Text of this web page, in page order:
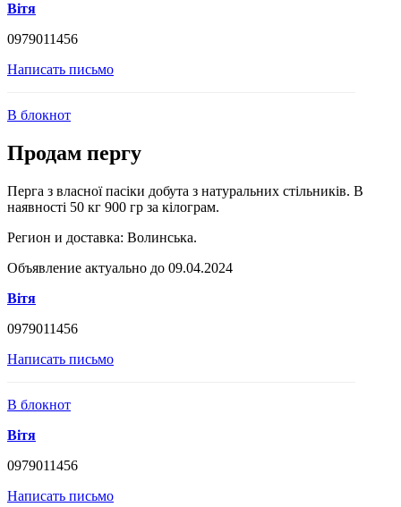
Вітя
0979011456
Написать письмо
В блокнот
Продам пергу
Перга з власної пасіки добута з натуральних стільників. В
наявності 50 кг 900 гр за кілограм.
Регион и доставка: Волинська.
Объявление актуально до 09.04.2024
Вітя
0979011456
Написать письмо
В блокнот
Вітя
0979011456
Написать письмо